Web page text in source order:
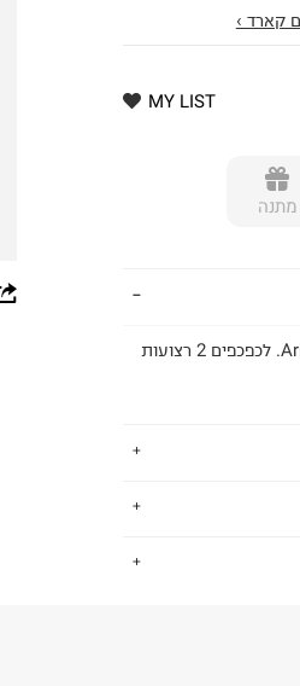
קארד ›
MY LIST
מתנה
כפכפים מבית BIRKENSTOCK ומדגם Arizona Flex Platform. לכפכפים 2 רצועות